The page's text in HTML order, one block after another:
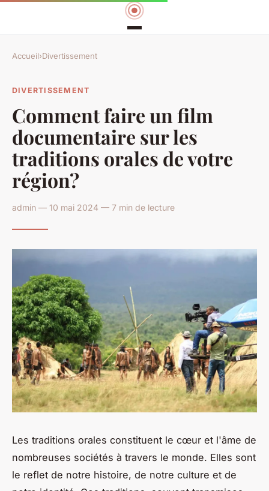
Accueil›Divertissement
DIVERTISSEMENT
Comment faire un film
documentaire sur les
traditions orales de votre
région?
admin — 10 mai 2024 — 7 min de lecture
Les traditions orales constituent le cœur et l'âme de
nombreuses sociétés à travers le monde. Elles sont
le reflet de notre histoire, de notre culture et de